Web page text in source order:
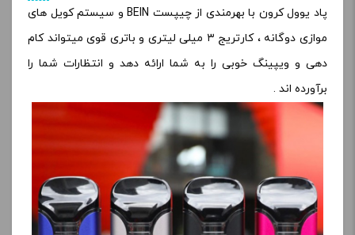
پاد یوول کرون با بهرمندی از چیپست BEIN و سیستم کویل های
موازی دوگانه ، کارتریج ۳ میلی لیتری و باتری قوی میتواند کام
دهی و ویپینگ خوبی را به شما ارائه دهد و انتظارات شما را
برآورده اند .